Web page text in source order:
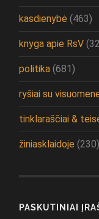
kasdienybė (463)
knyga apie RsV
politika (681)
ryšiai su
tinklaraščiai &
žiniasklaidoje (230)
PASKUTINIAI